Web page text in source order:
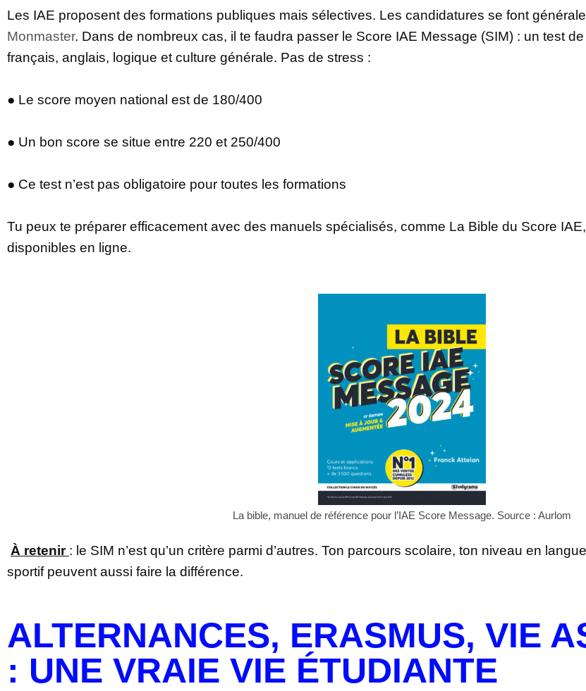
Les IAE proposent des formations publiques mais sélectives. Les candidatures se font
Monmaster. Dans de nombreux cas, il te faudra passer le Score IAE Message (SIM) : un test
français, anglais, logique et culture générale. Pas de stress :
● Le score moyen national est de 180/400
● Un bon score se situe entre 220 et 250/400
● Ce test n’est pas obligatoire pour toutes les formations
Tu peux te préparer efficacement avec des manuels spécialisés, comme La Bible du Score
disponibles en ligne.
La bible, manuel de référence pour l’IAE Score Message. Source : Aurlom
À retenir : le SIM n’est qu’un critère parmi d’autres. Ton parcours scolaire, ton niveau en
sportif peuvent aussi faire la différence.
ALTERNANCES, ERASMUS, VIE
: UNE VRAIE VIE ÉTUDIANTE